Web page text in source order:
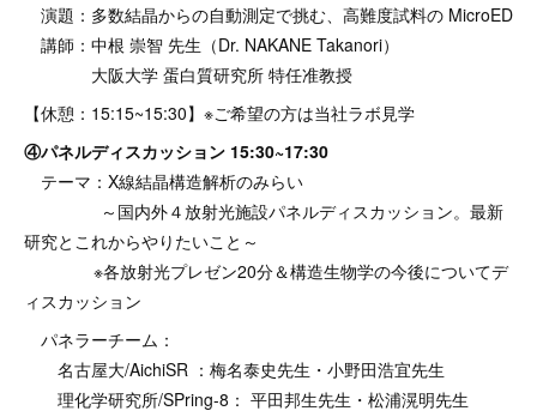
演題：多数結晶からの自動測定で挑む、高難度試料の MicroED
講師：中根 崇智 先生（Dr. NAKANE Takanori）
大阪大学 蛋白質研究所 特任准教授
【休憩：15:15~15:30】※ご希望の方は当社ラボ見学
④パネルディスカッション 15:30~17:30
テーマ：X線結晶構造解析のみらい
～国内外４放射光施設パネルディスカッション。最新
研究とこれからやりたいこと～
※各放射光プレゼン20分＆構造生物学の今後についてデ
ィスカッション
パネラーチーム：
名古屋大/AichiSR ：梅名泰史先生・小野田浩宜先生
理化学研究所/SPring-8： 平田邦生先生・松浦滉明先生